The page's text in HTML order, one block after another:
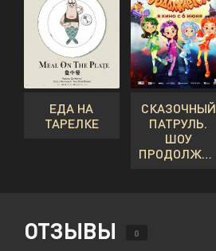
ЕДА НА
ТАРЕЛКЕ
СКАЗОЧНЫЙ
ПАТРУЛЬ.
ШОУ
ПРОДОЛЖАЕТСЯ
ОТЗЫВЫ 0